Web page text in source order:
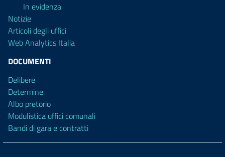
In evidenza
Notizie
Articoli degli uffici
Web Analytics Italia
DOCUMENTI
Delibere
Determine
Albo pretorio
Modulistica uffici comunali
Bandi di gara e contratti